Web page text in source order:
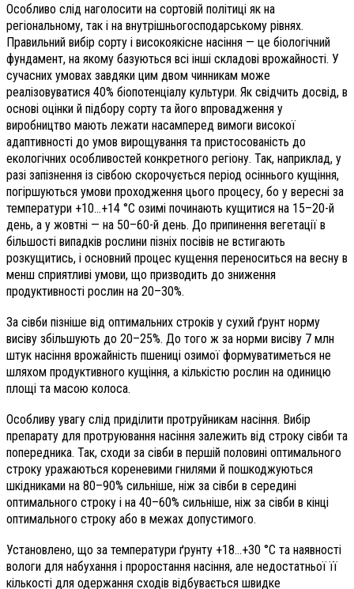
Особливо слід наголосити на сортовій політиці як на
регіональному, так і на внутрішньогосподарському рівнях.
Правильний вибір сорту і високоякісне насіння — це біологічний
фундамент, на якому базуються всі інші складові врожайності. У
сучасних умовах завдяки цим двом чинникам може
реалізовуватися 40% біопотенціалу культури. Як свідчить досвід, в
основі оцінки й підбору сорту та його впровадження у
виробництво мають лежати насамперед вимоги високої
адаптивності до умов вирощування та пристосованість до
екологічних особливостей конкретного регіону. Так, наприклад, у
разі запізнення із сівбою скорочується період осіннього кущіння,
погіршуються умови проходження цього процесу, бо у вересні за
температури +10…+14 °С озимі починають кущитися на 15–20-й
день, а у жовтні — на 50–60-й день. До припинення вегетації в
більшості випадків рослини пізніх посівів не встигають
розкущитись, і основний процес кущення переноситься на весну в
менш сприятливі умови, що призводить до зниження
продуктивності рослин на 20–30%.
За сівби пізніше від оптимальних строків у сухий ґрунт норму
висіву збільшують до 20–25%. До того ж за норми висіву 7 млн
штук насіння врожайність пшениці озимої формуватиметься не
шляхом продуктивного кущіння, а кількістю рослин на одиницю
площі та масою колоса.
Особливу увагу слід приділити протруйникам насіння. Вибір
препарату для протруювання насіння залежить від строку сівби та
попередника. Так, сходи за сівби в першій половині оптимального
строку уражаються кореневими гнилями й пошкоджуються
шкідниками на 80–90% сильніше, ніж за сівби в середині
оптимального строку і на 40–60% сильніше, ніж за сівби в кінці
оптимального строку або в межах допустимого.
Установлено, що за температури ґрунту +18…+30 °С та наявності
вологи для набухання і проростання насіння, але недостатньої її
кількості для одержання сходів відбувається швидке